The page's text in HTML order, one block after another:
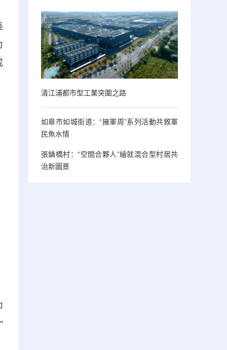
清江浦都市型工業突圍之路
如皋市如城街道：“擁軍周”系列活動共敘軍
民魚水情
張鎮橋村：“空間合夥人”繪就混合型村居共
治新圖景